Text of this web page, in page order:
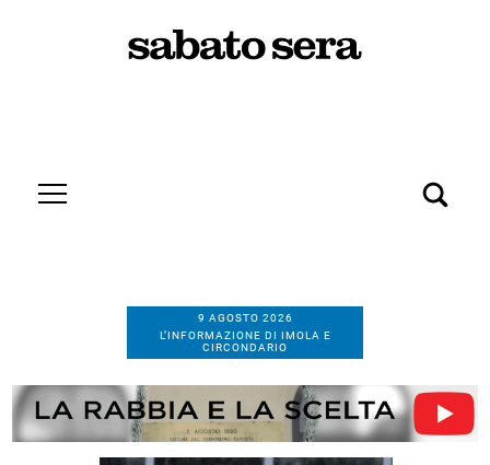
9 AGOSTO 2026
L’INFORMAZIONE DI IMOLA E
CIRCONDARIO